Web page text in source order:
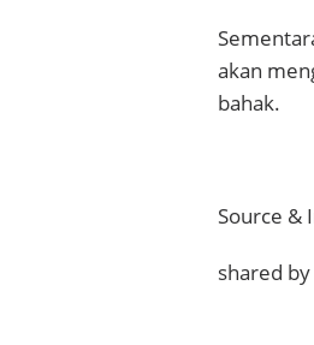
akan
bahak.
Source &
shared